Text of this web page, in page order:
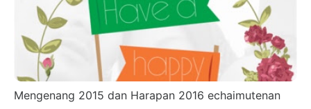
Mengenang 2015 dan Harapan 2016 echaimutenan